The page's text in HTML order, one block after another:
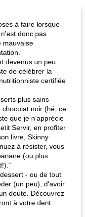
à faire lorsque
donc pas
mauvaise
devenus un peu
de célébrer la
certifiée
plus sains
noir (hé, ce
que je n’apprécie
Servir, en profiter
livre, Skinny
à résister, vous
(ou plus
- ou de tout
(un peu), d'avoir
doute. Découvrez
à votre dent